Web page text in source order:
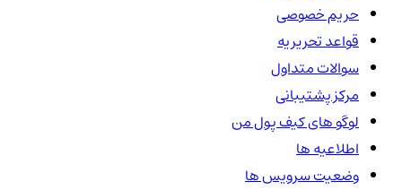
حریم خصوصی
قواعد تحریریه
سوالات متداول
مرکز پشتیبانی
لوگو های کیف پول من
اطلاعیه ها
وضعیت سرویس ها